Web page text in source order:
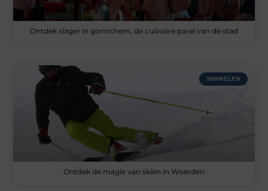
Ontdek slager in gorinchem, de culinaire parel van de stad
WINKELEN
Ontdek de magie van skiën in Woerden